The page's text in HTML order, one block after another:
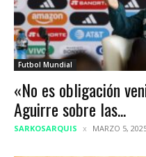
Futbol Mundial
«No es obligación
Aguirre sobre las...
SARKOSARQUIS MARZO 5,